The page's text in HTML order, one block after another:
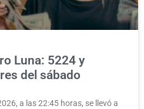
Luna: 5224 y
del sábado
a las 22:45 horas, se llevó a